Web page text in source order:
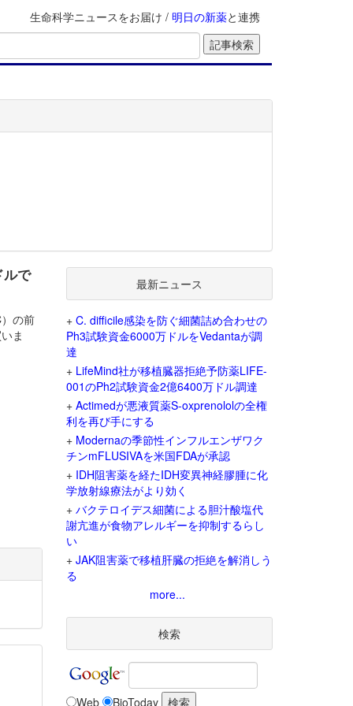
生命科学ニュースをお届け / 明日の新薬と連携
で
の前
ま
最新ニュース
+ C. difficile感染を防ぐ細菌詰め合わせの
Ph3試験資金6000万ドルをVedantaが調
達
+ LifeMind社が移植臓器拒絶予防薬LIFE-
001のPh2試験資金2億6400万ドル調達
+ Actimedが悪液質薬S-oxprenololの全権
利を再び手にする
+ Modernaの季節性インフルエンザワク
チンmFLUSIVAを米国FDAが承認
+ IDH阻害薬を経たIDH変異神経膠腫に化
学放射線療法がより効く
+ バクテロイデス細菌による胆汁酸塩代
謝亢進が食物アレルギーを抑制するらし
い
+ JAK阻害薬で移植肝臓の拒絶を解消しう
る
more...
検索
Web BioToday